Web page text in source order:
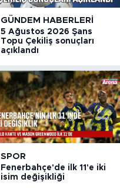
GÜNDEM HABERLERI
5 Ağustos 2026 Şans
Topu Çekiliş sonuçları
açıklandı
SPOR
Fenerbahçe'de ilk 11'e iki
isim değişikliği